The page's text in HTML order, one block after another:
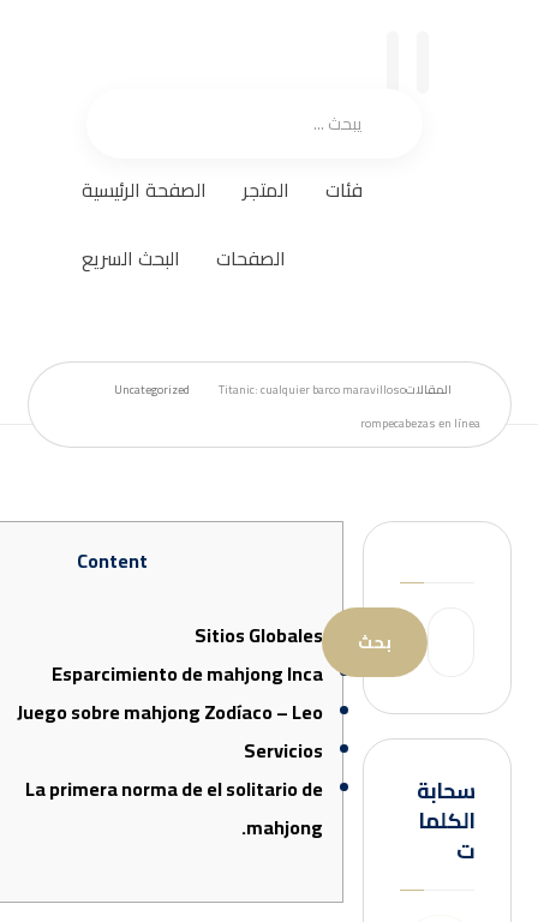
الصفحة الرئيسية المتجر
فئات
البحث السريع
الصفحات
المقالات Uncategorized
Titanic: cualquier barco maravilloso
rompecabezas en línea
Content
Sitios Globales
Esparcimiento de mahjong Inca
Juego sobre mahjong Zodíaco – Leo
Servicios
La primera norma de el solitario de
mahjong.
سحابة
الكلما
ت